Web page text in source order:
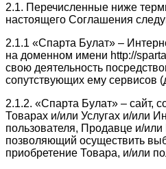
2.1. Перечисленные ниже
настоящего Соглашения
2.1.1 «Спарта Булат» –
на доменном имени http://
свою деятельность
сопутствующих ему сервисов
2.1.2. «Спарта Булат» –
Товарах и/или Услугах и/или
пользователя, Продавце и/или
позволяющий осуществить
приобретение Товара, и/или